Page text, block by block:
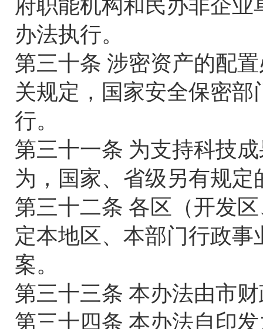
府职能机构和民办非企
办法执行。
第三十条 涉密资产的配
关规定，国家安全保密
行。
第三十一条 为支持科技
为，国家、省级另有规定
第三十二条 各区（开发
定本地区、本部门行政
案。
第三十三条 本办法由市
第三十四条 本办法自印